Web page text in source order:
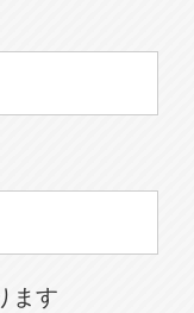
ます